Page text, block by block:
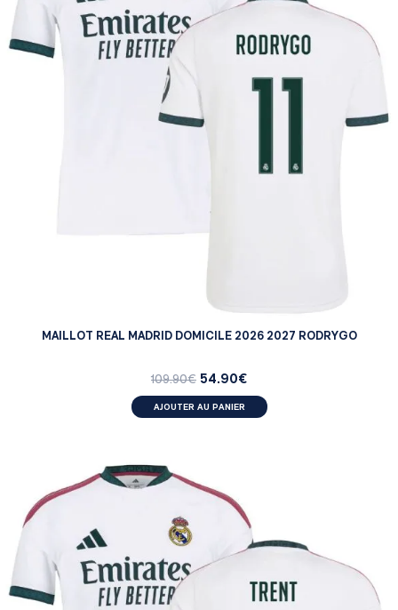
MAILLOT REAL MADRID DOMICILE 2026 2027 RODRYGO
109.90€ 54.90€
AJOUTER AU PANIER